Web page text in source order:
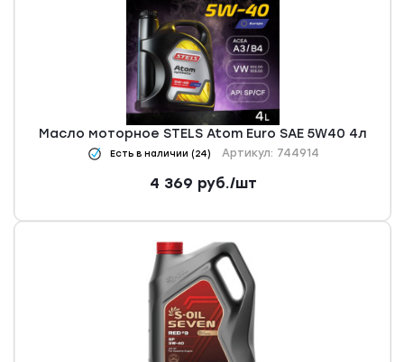
Масло моторное STELS Atom Euro SAE 5W40 4л
Есть в наличии (24) Артикул: 744914
4 369 руб./шт